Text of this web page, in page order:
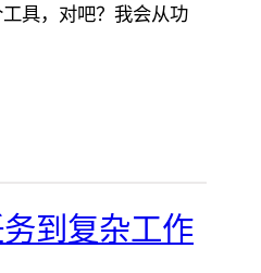
具，对吧？我会从功
到复杂工作